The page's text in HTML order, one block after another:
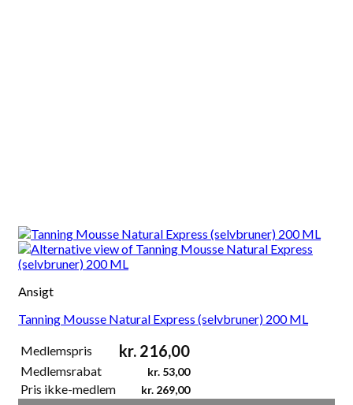
Ansigt
Tanning Mousse Natural Express (selvbruner) 200 ML
Medlemspris kr. 216,00
Medlemsrabat kr. 53,00
Pris ikke-medlem kr. 269,00